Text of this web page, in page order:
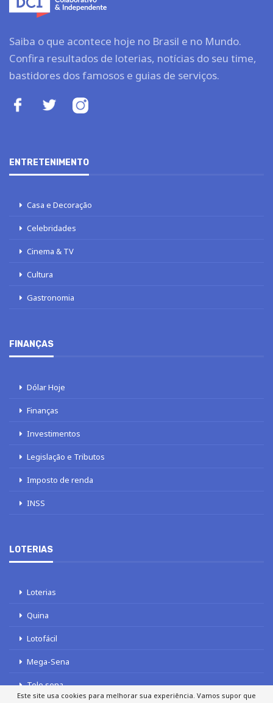
Saiba o que acontece hoje no Brasil e no Mundo.
Confira resultados de loterias, notícias do seu time,
bastidores dos famosos e guias de serviços.
ENTRETENIMENTO
Casa e Decoração
Celebridades
Cinema & TV
Cultura
Gastronomia
FINANÇAS
Dólar Hoje
Finanças
Investimentos
Legislação e Tributos
Imposto de renda
INSS
LOTERIAS
Loterias
Quina
Lotofácil
Mega-Sena
Tele sena
Este site usa cookies para melhorar sua experiência. Vamos supor que